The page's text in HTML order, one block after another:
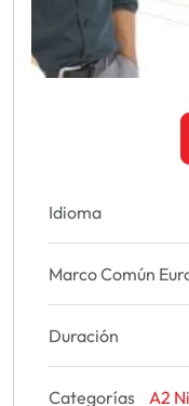
Idioma
Marco Común
Duración
Categorías A2